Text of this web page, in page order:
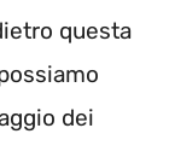
questa
dei